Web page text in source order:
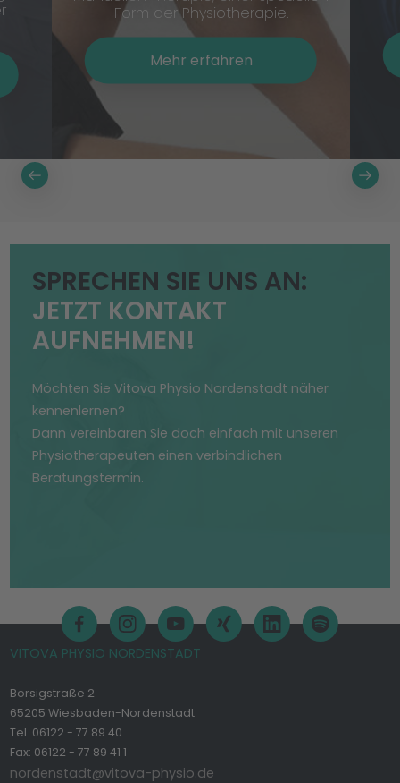
Form der Physiotherapie.
Mehr erfahren
SPRECHEN SIE UNS AN:
JETZT KONTAKT
AUFNEHMEN!
Möchten Sie Vitova Physio Nordenstadt näher
kennenlernen?
Dann vereinbaren Sie doch einfach mit unseren
Physiotherapeuten einen verbindlichen
Beratungstermin.
VITOVA PHYSIO NORDENSTADT
Borsigstraße 2
65205 Wiesbaden-Nordenstadt
Tel. 06122 - 77 89 40
Fax: 06122 - 77 89 41 1
nordenstadt@vitova-physio.de